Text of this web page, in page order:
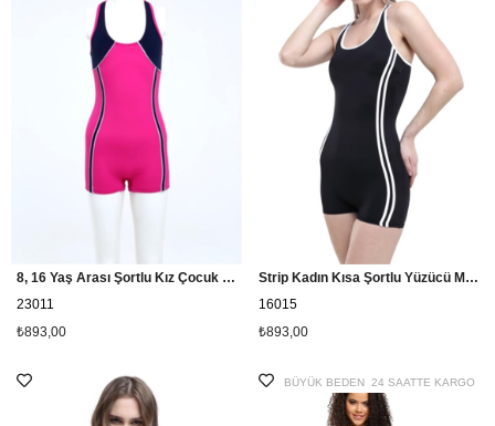
8, 16 Yaş Arası Şortlu Kız Çocuk Yüzücü Mayo 23011 - Pembe
23011
₺893,00
Strip Kadın Kısa Şortlu Yüzücü Mayo 16015 - Siyah
16015
₺893,00
24 SAATTE KARGO
BÜYÜK BEDEN